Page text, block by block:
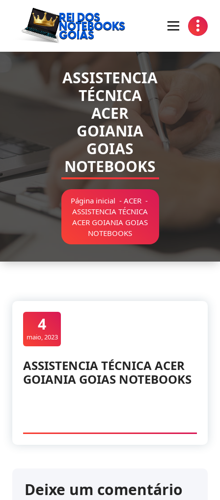
conteúdo
ASSISTENCIA
TÉCNICA
ACER
GOIANIA
GOIAS
NOTEBOOKS
Página inicial - ACER-
ASSISTENCIA TÉCNICA
ACER GOIANIA GOIAS
NOTEBOOKS
4
maio, 2023
ASSISTENCIA TÉCNICA ACER
GOIANIA GOIAS NOTEBOOKS
Deixe um comentário